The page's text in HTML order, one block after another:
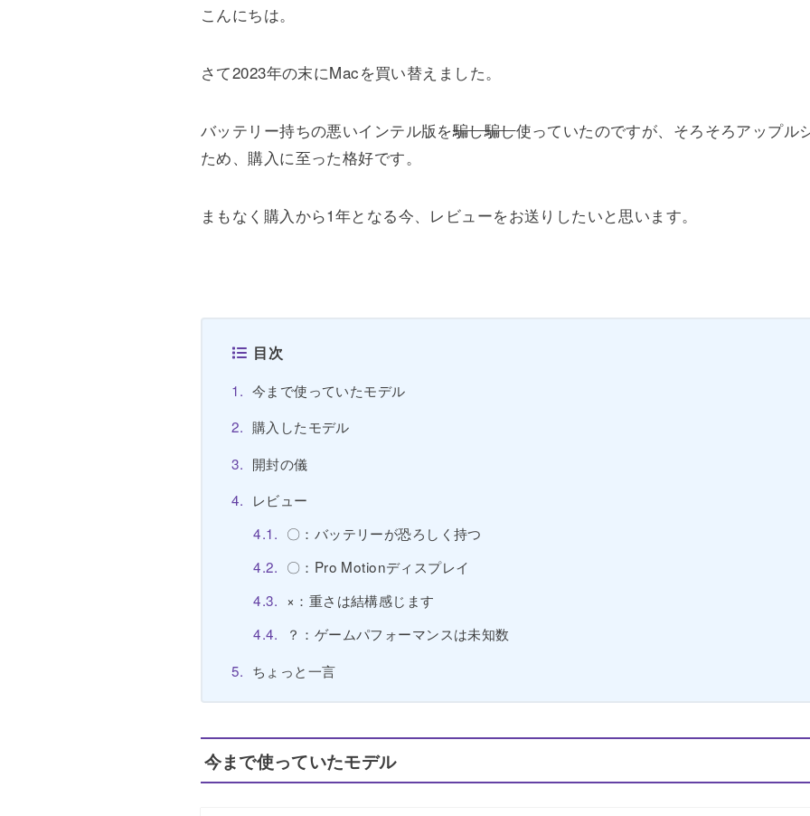
こんにちは。
さて2023年の末にMacを買い替えました。
バッテリー持ちの悪いインテル版を騙し騙し使っていたのですが、そろそろアップル
ため、購入に至った格好です。
まもなく購入から1年となる今、レビューをお送りしたいと思います。
目次
今まで使っていたモデル
購入したモデル
開封の儀
レビュー
〇：バッテリーが恐ろしく持つ
〇：Pro Motionディスプレイ
×：重さは結構感じます
？：ゲームパフォーマンスは未知数
ちょっと一言
今まで使っていたモデル